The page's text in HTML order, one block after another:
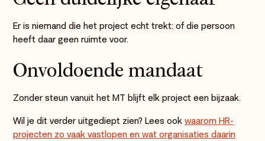
Er is niemand die het project echt trekt: of die persoon
heeft daar geen ruimte voor.
Onvoldoende mandaat
Zonder steun vanuit het MT blijft elk project een bijzaak.
Wil je dit verder uitgediept zien? Lees ookwaarom HR-
projecten zo vaak vastlopen en wat organisaties daarin